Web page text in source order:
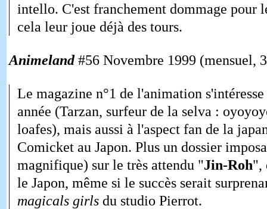
intello. C'est franchement dommage pour
cela leur joue déjà des tours.
Animeland#56 Novembre 1999 (mensuel,
Le magazine n°1 de l'animation
année (Tarzan, surfeur de la selva :
loafes), mais aussi à l'aspect fan de la
Comicket au Japon. Plus un dossier
magnifique) sur le très attendu "Jin-Roh",
le Japon, même si le succès serait
magicals girlsdu studio Pierrot.